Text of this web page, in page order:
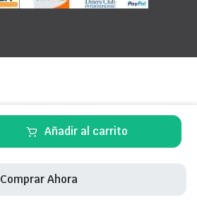
Añadir al carrito
Comprar Ahora